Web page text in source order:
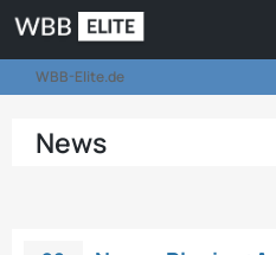
WBB-Elite.de
News